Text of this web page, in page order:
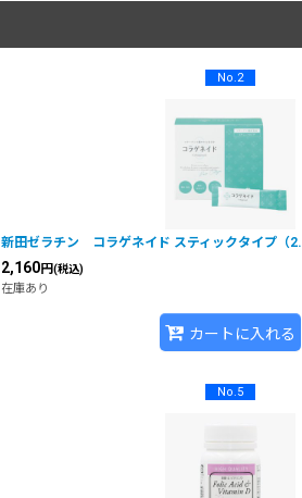
No.2
新田ゼラチン コラゲネイド スティックタイプ（
2,160円(税込)
在庫あり
カートに入れる
No.5